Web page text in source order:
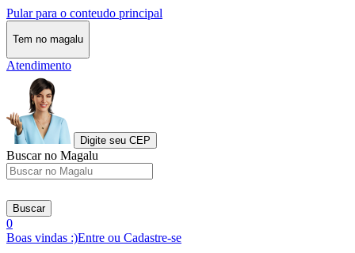
Pular para o conteudo principal
Tem no magalu
Atendimento
Digite seu CEP
Buscar no Magalu
Buscar
0
Boas vindas :)Entre ou Cadastre-se